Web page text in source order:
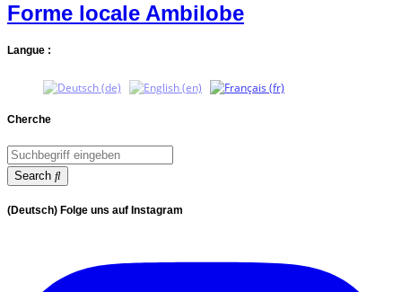
Forme locale Ambilobe
Langue :
Cherche
Search
(Deutsch) Folge uns auf Instagram